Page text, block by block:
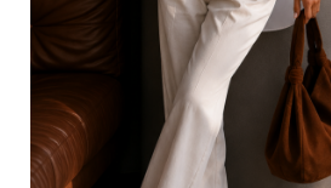
Tricouri si topuri
Rochii de eveniment